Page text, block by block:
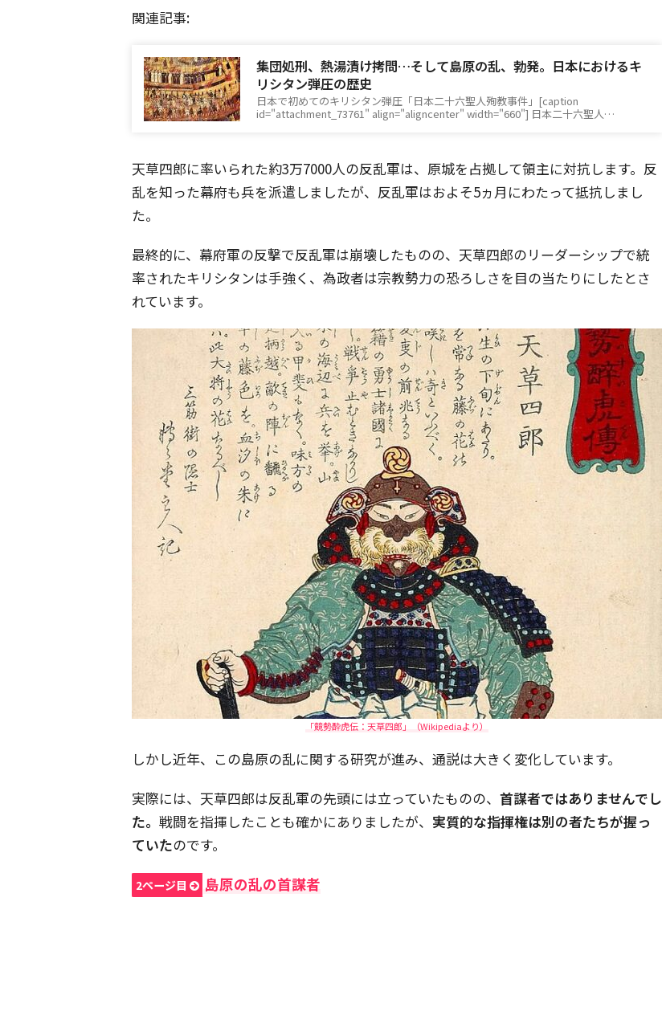
関連記事:
集団処刑、熱湯漬け拷問…そして島原の乱、勃発。日本におけるキ
リシタン弾圧の歴史
日本で初めてのキリシタン弾圧「日本二十六聖人殉教事件」[caption
id="attachment_73761" align="aligncenter" width="660"] 日本二十六聖人…
天草四郎に率いられた約3万7000人の反乱軍は、原城を占拠して領主に対抗します。反
乱を知った幕府も兵を派遣しましたが、反乱軍はおよそ5ヵ月にわたって抵抗しまし
た。
最終的に、幕府軍の反撃で反乱軍は崩壊したものの、天草四郎のリーダーシップで統
率されたキリシタンは手強く、為政者は宗教勢力の恐ろしさを目の当たりにしたとさ
れています。
「競勢酔虎伝：天草四郎」（Wikipediaより）
しかし近年、この島原の乱に関する研究が進み、通説は大きく変化しています。
実際には、天草四郎は反乱軍の先頭には立っていたものの、 首謀者ではありませんでし
た。 戦闘を指揮したことも確かにありましたが、 実質的な指揮権は別の者たちが握っ
ていたのです。
2ページ目 島原の乱の首謀者